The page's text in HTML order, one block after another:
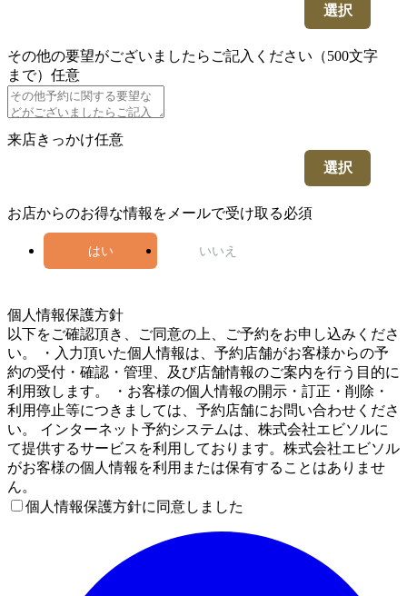
選択
その他の要望がございましたらご記入ください（500文字
まで） 任意
来店きっかけ任意
選択
お店からのお得な情報をメールで受け取る必須
はい いいえ
個人情報保護方針
以下をご確認頂き、ご同意の上、ご予約をお申し込みくださ
い。 ・入力頂いた個人情報は、予約店舗がお客様からの予
約の受付・確認・管理、及び店舗情報のご案内を行う目的に
利用致します。 ・お客様の個人情報の開示・訂正・削除・
利用停止等につきましては、予約店舗にお問い合わせくださ
い。 インターネット予約システムは、株式会社エビソルに
て提供するサービスを利用しております。株式会社エビソル
がお客様の個人情報を利用または保有することはありませ
ん。
個人情報保護方針に同意しました